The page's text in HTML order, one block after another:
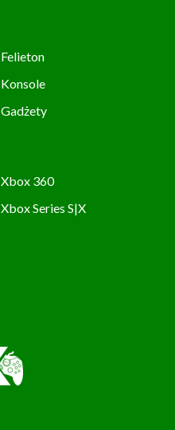
Felieton
Konsole
Gadżety
Xbox 360
Xbox Series S|X